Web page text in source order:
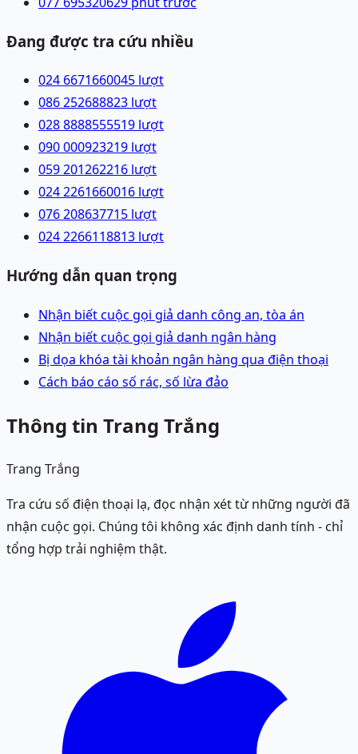
Đang được tra cứu nhiều
024 6671660045 lượt
086 252688823 lượt
028 8888555519 lượt
090 000923219 lượt
059 201262216 lượt
024 2261660016 lượt
076 208637715 lượt
024 2266118813 lượt
Hướng dẫn quan trọng
Nhận biết cuộc gọi giả danh công an, tòa án
Nhận biết cuộc gọi giả danh ngân hàng
Bị dọa khóa tài khoản ngân hàng qua điện thoại
Cách báo cáo số rác, số lừa đảo
Thông tin Trang Trắng
Trang Trắng
Tra cứu số điện thoại lạ, đọc nhận xét từ những người đã
nhận cuộc gọi. Chúng tôi không xác định danh tính - chỉ
tổng hợp trải nghiệm thật.